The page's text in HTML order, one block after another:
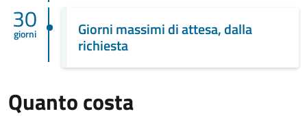
30
giorni Giorni massimi di attesa, dalla
richiesta
Quanto costa